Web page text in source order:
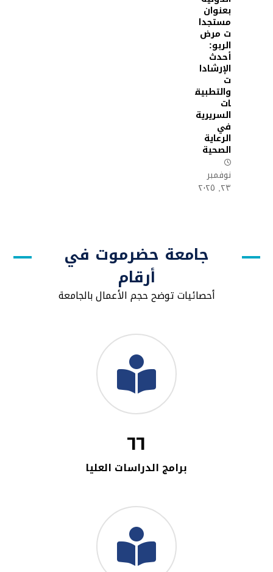
بعنوان
مستجدا
ت مرض
الربو:
أحدث
الإرشادا
ت
والتطبيق
ات
السريرية
في
الرعاية
الصحية
نوفمبر
٢٣, ٢٠٢٥
جامعة حضرموت في
أرقام
أحصائيات توضح حجم الأعمال بالجامعة
٦٦
برامج الدراسات العليا